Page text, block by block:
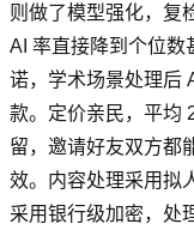
则做了模型强化，复
AI 率直接降到个位数
诺，学术场景处理后
款。定价亲民，平均
留，邀请好友双方都
效。内容处理采用拟
采用银行级加密，处